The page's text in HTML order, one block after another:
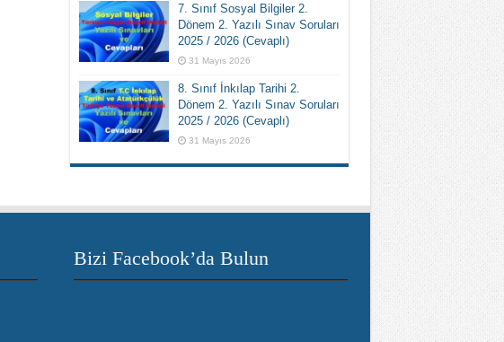
7. Sınıf Sosyal Bilgiler 2.
Dönem 2. Yazılı Sınav Soruları
2025 / 2026 (Cevaplı)
31 Mayıs 2026
8. Sınıf İnkılap Tarihi 2.
Dönem 2. Yazılı Sınav Soruları
2025 / 2026 (Cevaplı)
31 Mayıs 2026
Bizi Facebook’da Bulun